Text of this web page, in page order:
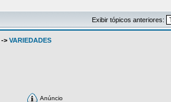
Exibir tópicos anteriores:
-> VARIEDADES
Anúncio